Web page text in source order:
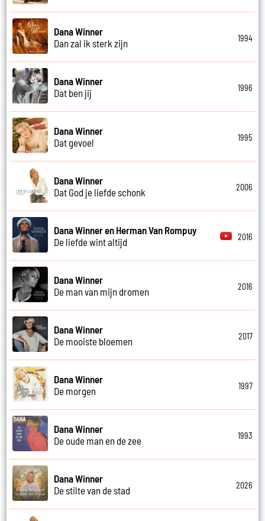
Dana Winner
Dan zal ik sterk zijn
1994
Dana Winner
Dat ben jij
1996
Dana Winner
Dat gevoel
1995
Dana Winner
Dat God je liefde schonk
2006
Dana Winner en Herman Van Rompuy
De liefde wint altijd
2016
Dana Winner
De man van mijn dromen
2016
Dana Winner
De mooiste bloemen
2017
Dana Winner
De morgen
1997
Dana Winner
De oude man en de zee
1993
Dana Winner
De stilte van de stad
2026